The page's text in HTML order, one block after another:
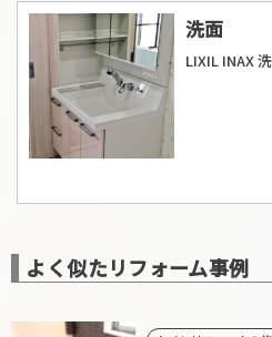
洗面
よく似たリフォーム事例